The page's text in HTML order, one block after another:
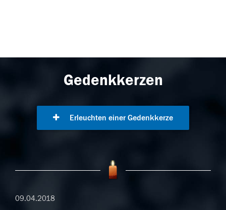
Gedenkkerzen
Erleuchten einer Gedenkkerze
09.04.2018